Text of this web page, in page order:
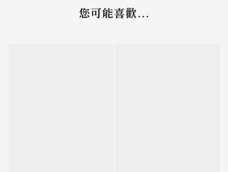
您可能喜歡...